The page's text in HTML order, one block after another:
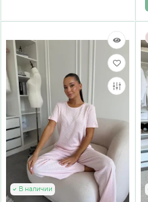
В наличии